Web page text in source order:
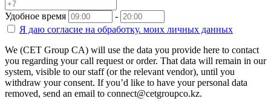
Удобное время
-
Я даю согласие на обработку. моих личных данных
We (CET Group CA) will use the data you provide here to contact
you regarding your call request or order. That data will remain in our
system, visible to our staff (or the relevant vendor), until you
withdraw your consent. If you’d like to have your personal data
removed, send an email to connect@cetgroupco.kz.